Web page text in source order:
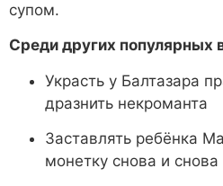
супом.
Среди других популярных
Украсть у Балтазара
дразнить некроманта
Заставлять ребёнка
монетку снова и снова